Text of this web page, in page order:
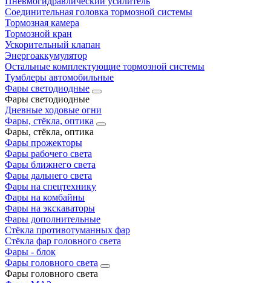
Соединительная головка тормозной системы
Тормозная камера
Тормозной кран
Ускорительный клапан
Энергоаккумулятор
Остальные комплектующие тормозной системы
Тумблеры автомобильные
Фары светодиодные
Фары светодиодные
Дневные ходовые огни
Фары, стёкла, оптика
Фары, стёкла, оптика
Фары прожекторы
Фары рабочего света
Фары ближнего света
Фары дальнего света
Фары на спецтехнику
Фары на комбайны
Фары на экскаваторы
Фары дополнительные
Стёкла противотуманных фар
Стёкла фар головного света
Фары - блок
Фары головного света
Фары головного света